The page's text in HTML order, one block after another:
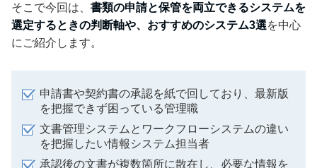
そこで今回は、 書類の申請と保管を両立できるシステムを
選定するときの判断軸や、おすすめのシステム3選を中心
にご紹介します。
申請書や契約書の承認を紙で回しており、最新版
を把握できず困っている管理職
文書管理システムとワークフローシステムの違い
を把握したい情報システム担当者
承認後の文書が複数箇所に散在し、必要な情報を